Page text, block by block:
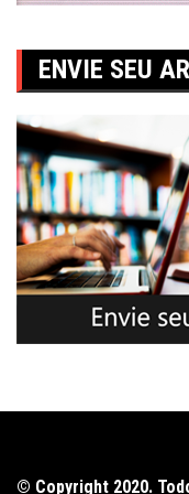
ENVIE SEU
© Copyright 2020.